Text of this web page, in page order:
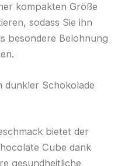
kompakten Größe
sodass Sie ihn
besondere Belohnung
dunkler Schokolade
bietet der
Cube dank
gesundheitliche